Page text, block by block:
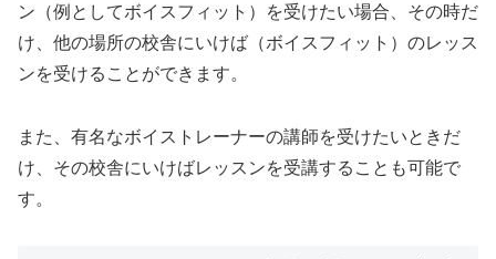
ン（例としてボイスフィット）を受けたい場合、その時だ
け、他の場所の校舎にいけば（ボイスフィット）のレッス
ンを受けることができます。
また、有名なボイストレーナーの講師を受けたいときだ
け、その校舎にいけばレッスンを受講することも可能で
す。